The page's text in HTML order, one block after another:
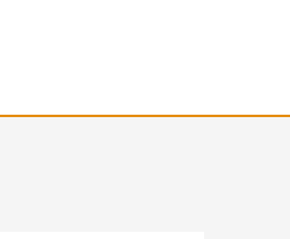
المحتوى